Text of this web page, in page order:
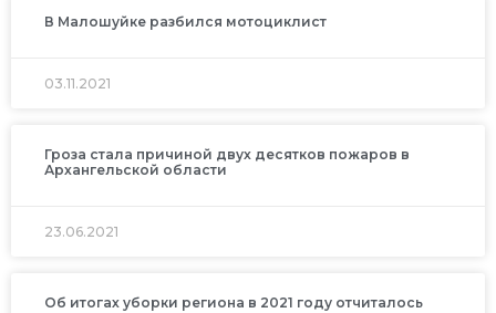
В Малошуйке разбился мотоциклист
03.11.2021
Гроза стала причиной двух десятков пожаров в
Архангельской области
23.06.2021
Об итогах уборки региона в 2021 году отчиталось